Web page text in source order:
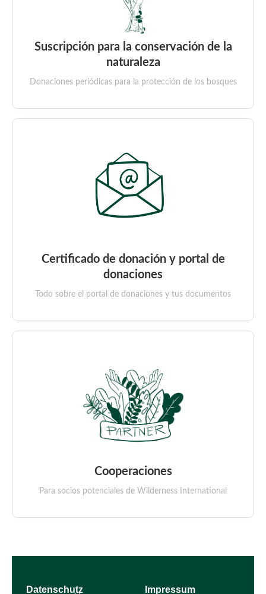
Suscripción para la conservación de la
naturaleza
Donaciones periódicas para la protección de los bosques
Certificado de donación y portal de
donaciones
Todo sobre el portal de donaciones y tus documentos
Cooperaciones
Para socios potenciales de Wilderness International
Datenschutz Impressum